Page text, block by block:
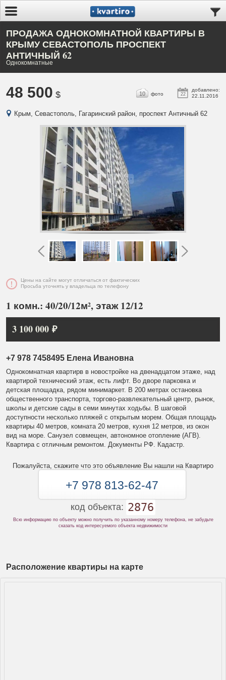
ПРОДАЖА ОДНОКОМНАТНОЙ КВАРТИРЫ В
КРЫМУ СЕВАСТОПОЛЬ ПРОСПЕКТ
АНТИЧНЫЙ 62
Однокомнатные
48 500 $ 22
добавлено:
22.11.2016
10 фото
Крым, Севастополь, Гагаринский район, проспект Античный 62
Цены на сайте могут отличаться от фактических
Просьба уточнять у владельца по телефону
1 комн.: 40/20/12м², этаж 12/12
3 100 000 ₽
+7 978 7458495 Елена Ивановна
Однокомнатная квартирв в новостройке на двенадцатом этаже, над
квартирой технический этаж, есть лифт. Во дворе парковка и
детская площадка, рядом минимаркет. В 200 метрах остановка
общественного транспорта, торгово-развлекательный центр, рынок,
школы и детские сады в семи минутах ходьбы. В шаговой
доступности несколько пляжей с открытым морем. Общая площадь
квартиры 40 метров, комната 20 метров, кухня 12 метров, из окон
вид на море. Санузел совмещен, автономное отопление (АГВ).
Квартира с отличным ремонтом. Документы РФ. Кадастр.
Пожалуйста, скажите что это объявление Вы нашли на Квартиро
+7 978 813-62-47
код объекта: 2876
Всю информацию по объекту можно получить по указанному номеру телефона, не забудьте
сказать код интересуемого объекта недвижимости
Расположение квартиры на карте